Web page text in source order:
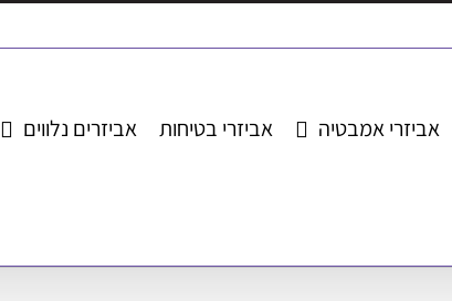
אביזרי אמבטיה אביזרי בטיחות אביזרים נלווים